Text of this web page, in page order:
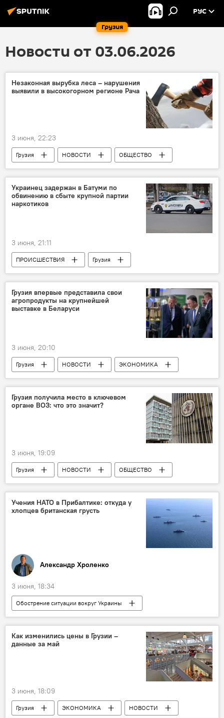
Грузия
РУС
Новости от 03.06.2026
Незаконная вырубка леса – нарушения
выявили в высокогорном регионе Рача
3 июня, 22:23
Грузия НОВОСТИ
ОБЩЕСТВО
Бесик Амиранашвили
Национальное лесное агентство
Департамент природоохранного надзора
Украинец задержан в Батуми по
обвинению в сбыте крупной партии
наркотиков
3 июня, 21:11
ПРОИСШЕСТВИЯ
Грузия
НОВОСТИ
Тбилиси
Батуми
Украина
МВД Грузии
Грузия впервые представила свои
агропродукты на крупнейшей
выставке в Беларуси
3 июня, 20:10
Грузия НОВОСТИ
ЭКОНОМИКА
Минск
Беларусь
Национальное агентство вина
Грузия получила место в ключевом
органе ВОЗ: что это значит?
3 июня, 19:09
Грузия НОВОСТИ
ОБЩЕСТВО
Женева
Великобритания
Минздрав
Тбилиси
Всемирная организация здравоохранения
Учения НАТО в Прибалтике: откуда у
хлопцев британская грусть
Александр Хроленко
3 июня, 18:34
Обострение ситуации вокруг Украины
Украина
НАТО
МИД России
В мире
Как изменились цены в Грузии –
данные за май
3 июня, 18:09
Грузия ЭКОНОМИКА
НОВОСТИ